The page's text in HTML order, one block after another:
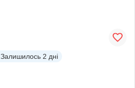
Залишилось 2 дні